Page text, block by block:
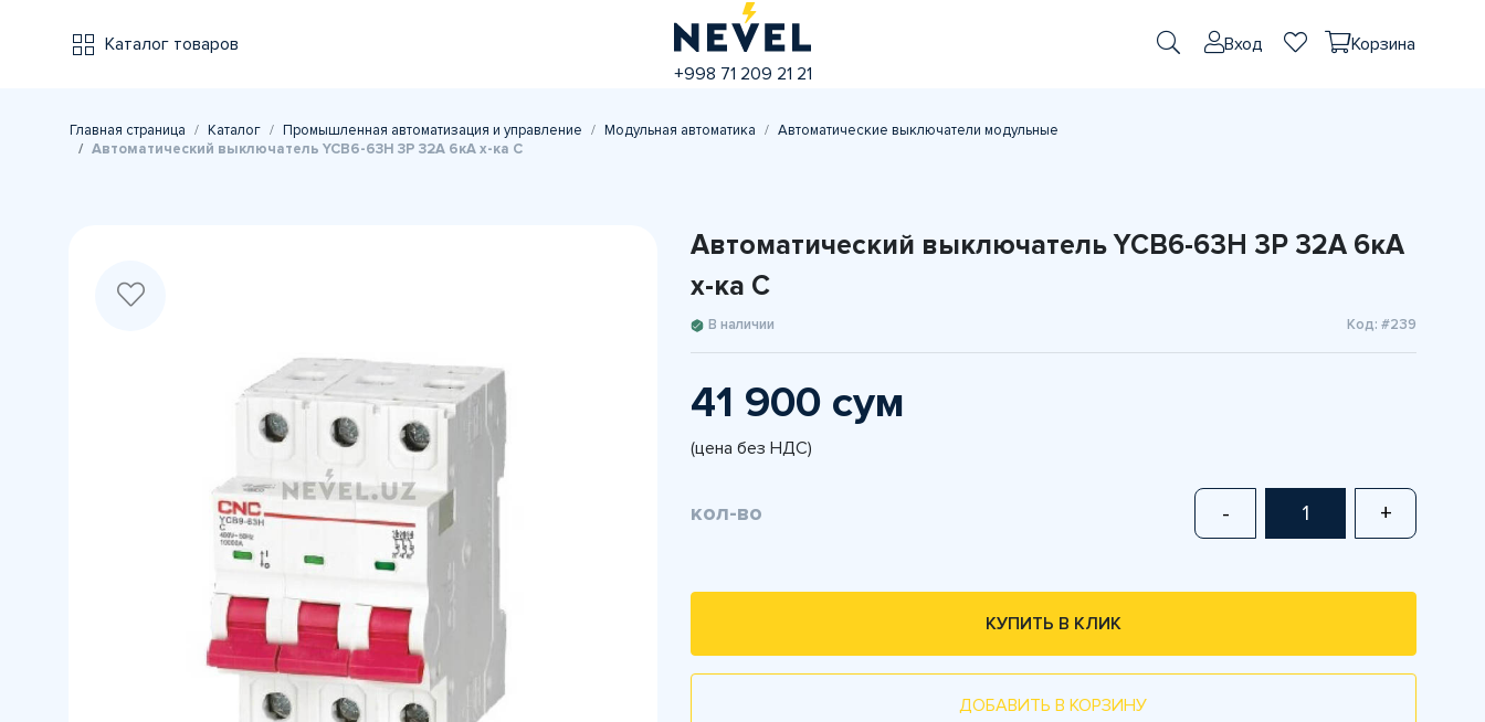
Каталог товаров
+998 71 209 21 21
Вход Корзина
Главная страница Каталог Промышленная автоматизация и управление Модульная автоматика
Автоматические выключатели модульные
Автоматический выключатель YCB6-63H 3P 32A 6кА х-ка С
Автоматический выключатель YCB6-63H 3P 32A 6кА
х-ка С
В наличии Код: #239
41 900 сум
(цена без НДС)
кол-во - +
КУПИТЬ В КЛИК
ДОБАВИТЬ В КОРЗИНУ